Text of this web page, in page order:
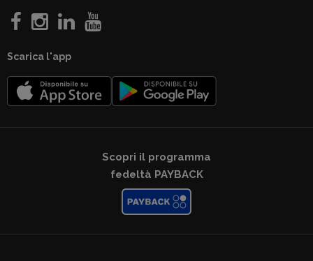
Scarica l'app
Scopri il programma
fedeltà PAYBACK